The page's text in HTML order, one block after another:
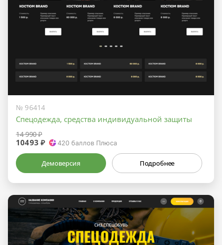
№ 96414
Спецодежда, средства индивидуальной защиты
14 990 ₽
10493 ₽ 420 баллов Плюса
Демоверсия Подробнее